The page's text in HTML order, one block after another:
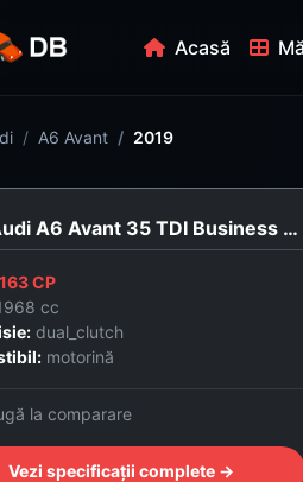
Acasă
A6 Avant 2019
2019 Audi A6 Avant 35 TDI Business Edition
163 CP
cc
dual_clutch
motorină
la comparare
Vezi specificații complete →